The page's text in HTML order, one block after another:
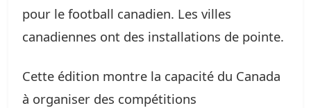
pour le football canadien. Les villes
canadiennes ont des installations de pointe.
Cette édition montre la capacité du Canada
à organiser des compétitions